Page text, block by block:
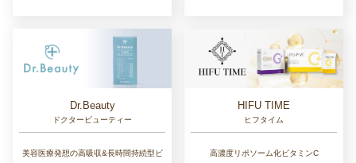
Dr.Beauty
ドクタービューティー
美容医療発想の高吸収&長時間持続型ビ
HIFU TIME
ヒフタイム
高濃度リポソーム化ビタミンC